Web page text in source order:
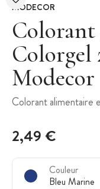
MODECOR
Colorgel
Modecor
Colorant alimentaire
2,49 €
Couleur
Bleu Marine